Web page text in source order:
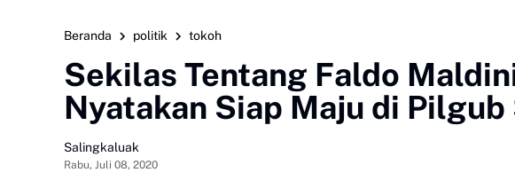
Beranda politik tokoh
Sekilas Tentang Faldo
Nyatakan Siap Maju di
Salingkaluak
Rabu, Juli 08, 2020